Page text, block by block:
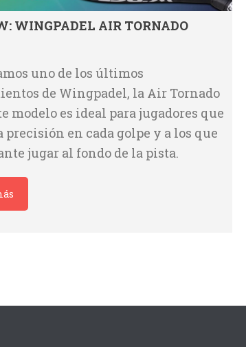
WINGPADEL AIR TORNADO
uno de los últimos
de Wingpadel, la Air Tornado
modelo es ideal para jugadores que
precisión en cada golpe y a los que
jugar al fondo de la pista.